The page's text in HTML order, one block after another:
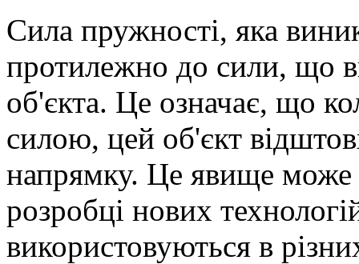
Сила пружності, яка
протилежно до сили, що
об'єкта. Це означає, що
силою, цей об'єкт
напрямку. Це явище
розробці нових
використовуються в